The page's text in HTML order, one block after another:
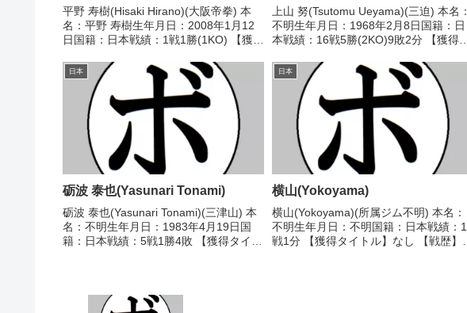
平野 寿樹(Hisaki Hirano)(大阪帝拳) 本
名：平野 寿樹生年月日：2008年1月12
日国籍：日本戦績：1戦1勝(1KO) 【獲得
○1RKO 池口 大夢(ワイルドビー
ト)■2026年...
上山 努(Tsutomu Ueyama)(三迫) 本名：
不明生年月日：1968年2月8日国籍：日
本戦績：16戦5勝(2KO)9敗2分 【獲得タ
△4R判定 (採点不明) 篠原 剛(内
野)1987/0...
日本
砺波 泰也(Yasunari Tonami)
砺波 泰也(Yasunari Tonami)(三津山) 本
名：不明生年月日：1983年4月19日国
籍：日本戦績：5戦1勝4敗 【獲得タイト
日本
横山(Yokoyama)
横山(Yokoyama)(所属ジム不明) 本名：
不明生年月日：不明国籍：日本戦績：1
戦1分 【獲得タイトル】なし 【戦歴】